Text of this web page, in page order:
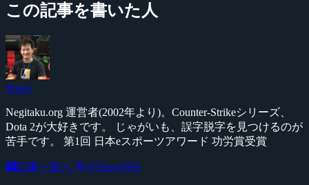
この記事を書いた人
Yossy
Negitaku.org 運営者(2002年より)。Counter-Strikeシリーズ、
Dota 2が大好きです。 じゃがいも、誤字脱字を見つけるのが
苦手です。 第1回 日本eスポーツアワード 功労賞受賞
記事一覧へ @YossyFPS